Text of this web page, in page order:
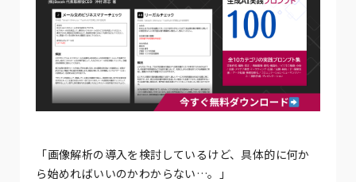
「画像解析の導入を検討しているけど、具体的に何か
ら始めればいいのかわからない…。」